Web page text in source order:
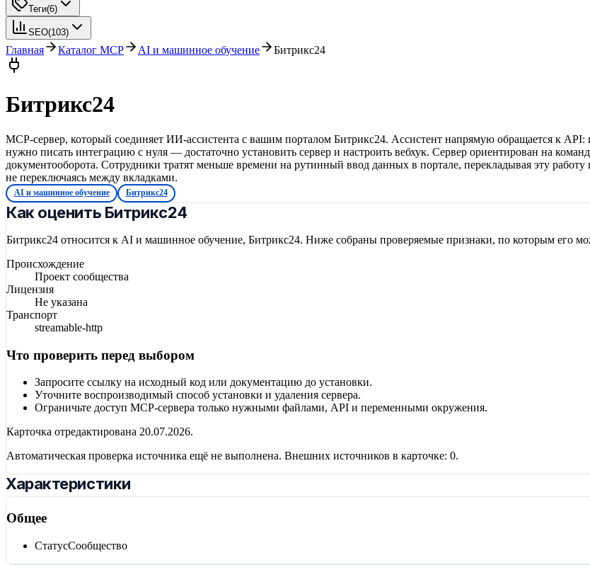
Теги(6)
SEO(103)
Главная Каталог MCP AI и машинное обучение Битрикс24
Битрикс24
MCP-сервер, который соединяет ИИ-ассистента с вашим порталом Битрикс24. Ассистент напрямую обращается к API:
нужно писать интеграцию с нуля — достаточно установить сервер и настроить вебхук. Сервер ориентирован на
документооборота. Сотрудники тратят меньше времени на рутинный ввод данных в портале, перекладывая эту
не переключаясь между вкладками.
AI и машинное обучение Битрикс24
Как оценить Битрикс24
Битрикс24 относится к AI и машинное обучение, Битрикс24. Ниже собраны проверяемые признаки, по которым его
Происхождение
Проект сообщества
Лицензия
Не указана
Транспорт
streamable-http
Что проверить перед выбором
Запросите ссылку на исходный код или документацию до установки.
Уточните воспроизводимый способ установки и удаления сервера.
Ограничьте доступ MCP-сервера только нужными файлами, API и переменными окружения.
Карточка отредактирована 20.07.2026.
Автоматическая проверка источника ещё не выполнена. Внешних источников в карточке: 0.
Характеристики
Общее
СтатусСообщество